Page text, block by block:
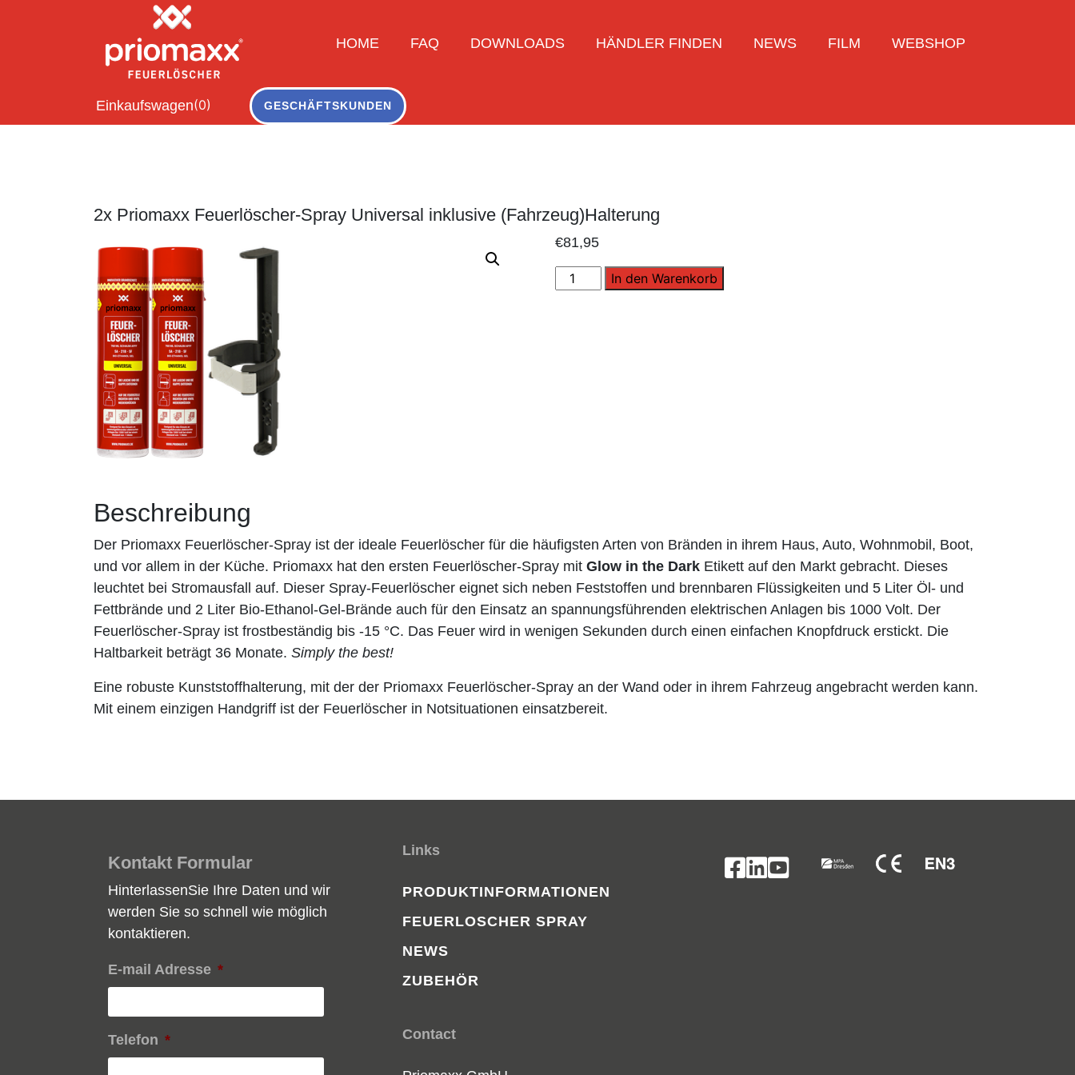
HOME FAQ DOWNLOADS HÄNDLER FINDEN NEWS FILM WEBSHOP
Einkaufswagen(0) GESCHÄFTSKUNDEN
2x Priomaxx Feuerlöscher-Spray Universal inklusive (Fahrzeug)Halterung
€81,95
Priomaxx
In den Warenkorb
Beschreibung
Der Priomaxx Feuerlöscher-Spray ist der ideale Feuerlöscher für die häufigsten Arten von Bränden in ihrem Haus, Auto, Wohnmobil, Boot,
und vor allem in der Küche. Priomaxx hat den ersten Feuerlöscher-Spray mit Glow in the Dark Etikett auf den Markt gebracht. Dieses
leuchtet bei Stromausfall auf. Dieser Spray-Feuerlöscher eignet sich neben Feststoffen und brennbaren Flüssigkeiten und 5 Liter Öl- und
Fettbrände und 2 Liter Bio-Ethanol-Gel-Brände auch für den Einsatz an spannungsführenden elektrischen Anlagen bis 1000 Volt. Der
Feuerlöscher-Spray ist frostbeständig bis -15 °C. Das Feuer wird in wenigen Sekunden durch einen einfachen Knopfdruck erstickt. Die
Haltbarkeit beträgt 36 Monate. Simply the best!
Eine robuste Kunststoffhalterung, mit der der Priomaxx Feuerlöscher-Spray an der Wand oder in ihrem Fahrzeug angebracht werden kann.
Mit einem einzigen Handgriff ist der Feuerlöscher in Notsituationen einsatzbereit.
Kontakt Formular
HinterlassenSie Ihre Daten und wir
werden Sie so schnell wie möglich
kontaktieren.
E-mail Adresse *
Telefon *
Links
PRODUKTINFORMATIONEN
FEUERLOSCHER SPRAY
NEWS
ZUBEHÖR
Contact